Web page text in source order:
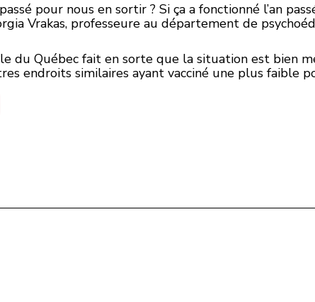
passé pour nous en sortir ? Si ça a fonctionné l’an
Vrakas, professeure au département de
du Québec fait en sorte que la situation est bien
endroits similaires ayant vacciné une plus faible